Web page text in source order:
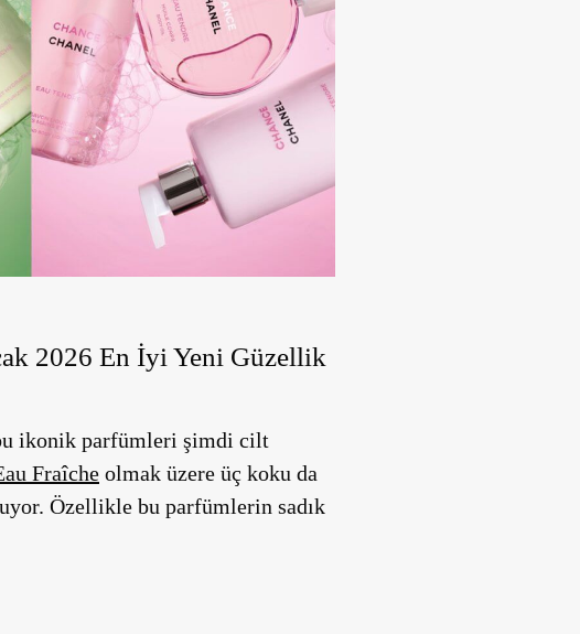
2026 En İyi Yeni Güzellik
ikonik parfümleri şimdi cilt
Fraîche olmak üzere üç koku da
Özellikle bu parfümlerin sadık